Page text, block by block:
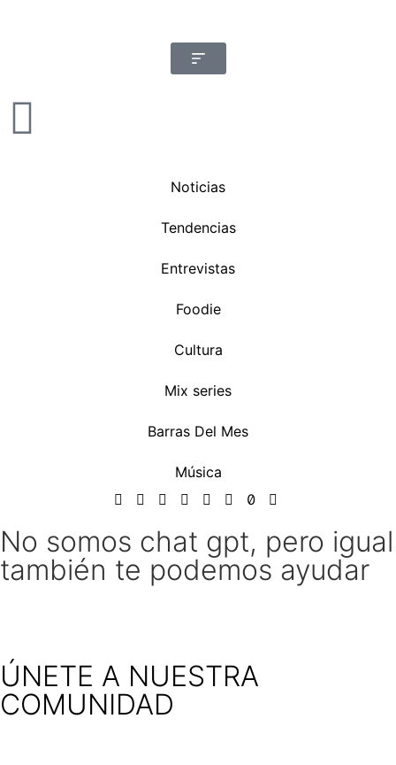
Noticias
Tendencias
Entrevistas
Foodie
Cultura
Mix series
Barras Del Mes
Música
No somos chat gpt, pero igual
también te podemos ayudar
ÚNETE A NUESTRA
COMUNIDAD